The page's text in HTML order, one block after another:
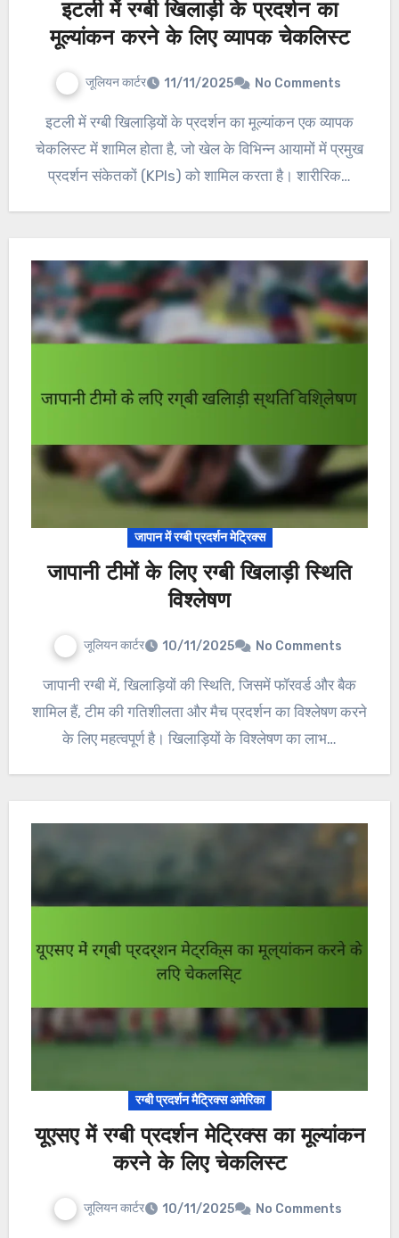
इटली में रग्बी खिलाड़ी के प्रदर्शन का
मूल्यांकन करने के लिए व्यापक चेकलिस्ट
जूलियन कार्टर 11/11/2025 No Comments
इटली में रग्बी खिलाड़ियों के प्रदर्शन का मूल्यांकन एक व्यापक
चेकलिस्ट में शामिल होता है, जो खेल के विभिन्न आयामों में प्रमुख
प्रदर्शन संकेतकों (KPIs) को शामिल करता है। शारीरिक…
जापान में रग्बी प्रदर्शन मेट्रिक्स
जापानी टीमों के लिए रग्बी खिलाड़ी स्थिति
विश्लेषण
जूलियन कार्टर 10/11/2025 No Comments
जापानी रग्बी में, खिलाड़ियों की स्थिति, जिसमें फॉरवर्ड और बैक
शामिल हैं, टीम की गतिशीलता और मैच प्रदर्शन का विश्लेषण करने
के लिए महत्वपूर्ण है। खिलाड़ियों के विश्लेषण का लाभ…
रग्बी प्रदर्शन मैट्रिक्स अमेरिका
यूएसए में रग्बी प्रदर्शन मेट्रिक्स का मूल्यांकन
करने के लिए चेकलिस्ट
जूलियन कार्टर 10/11/2025 No Comments